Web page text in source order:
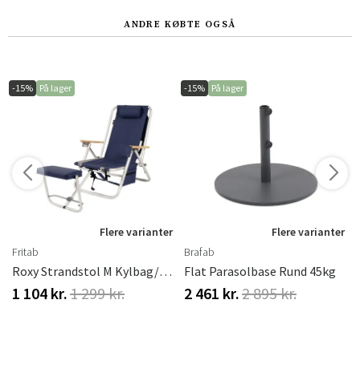
ANDRE KØBTE OGSÅ
-15% På lager
Flere varianter
Fritab
Roxy Strandstol M Kylbag/Mobilficka Blå
1 104 kr.1 299 kr.
-15% På lager
Flere varianter
Brafab
Flat Parasolbase Rund 45kg
2 461 kr.2 895 kr.